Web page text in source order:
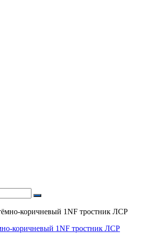
коричневый 1NF тростник ЛСР